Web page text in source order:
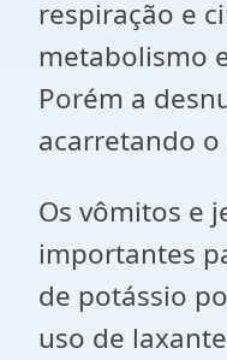
respiração e
metabolismo
Porém a
acarretando
Os vômitos e
importantes
de potássio
uso de